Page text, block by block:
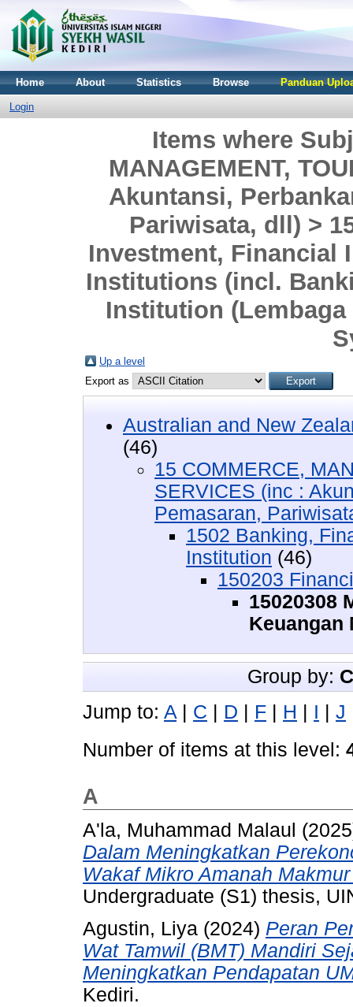
Home About Statistics Browse Panduan
Login
Items where
MANAGEMENT,
Akuntansi,
Pariwisata, dll) >
Investment, Financial
Institutions (incl.
Institution
Up a level
Export as
Australian and New
(46)
15 COMMERCE,
SERVICES (inc :
Pemasaran,
1502 Banking,
Institution (46)
150203
15020308
Keuangan
Group by:
Jump to: A | C | D | F | H | I | J
Number of items at this level:
A
A'la, Muhammad Malaul
Dalam Meningkatkan
Wakaf Mikro Amanah
Undergraduate (S1) thesis,
Agustin, Liya (2024) Peran
Wat Tamwil (BMT) Mandiri
Meningkatkan Pendapatan
Kediri.